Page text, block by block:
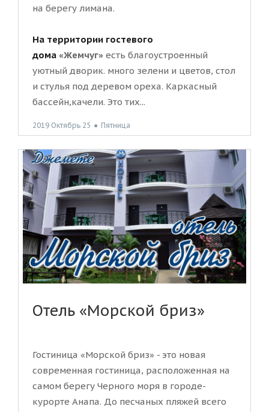
на берегу лимана.
На территории гостевого
дома «Жемчуг» есть благоустроенный
уютный дворик. много зелени и цветов, стол
и стулья под деревом ореха. Каркасный
бассейн,качели. Это тих...
2019 Октябрь 25 ● Пятница
Отель «Морской бриз»
Гостиница «Морской бриз» - это новая
современная гостиница, расположенная на
самом берегу Черного моря в городе-
курорте Анапа. До песчаных пляжей всего